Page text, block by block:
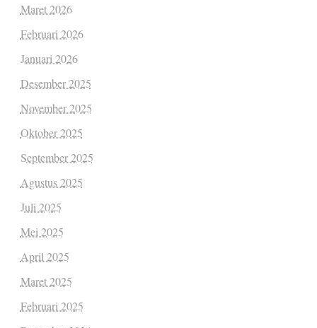
Maret 2026
Februari 2026
Januari 2026
Desember 2025
November 2025
Oktober 2025
September 2025
Agustus 2025
Juli 2025
Mei 2025
April 2025
Maret 2025
Februari 2025